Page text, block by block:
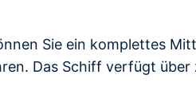
Sie ein komplettes
Das Schiff verfügt